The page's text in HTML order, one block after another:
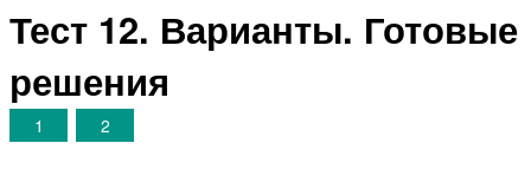
Тест 12. Варианты. Готовые
решения
1 2